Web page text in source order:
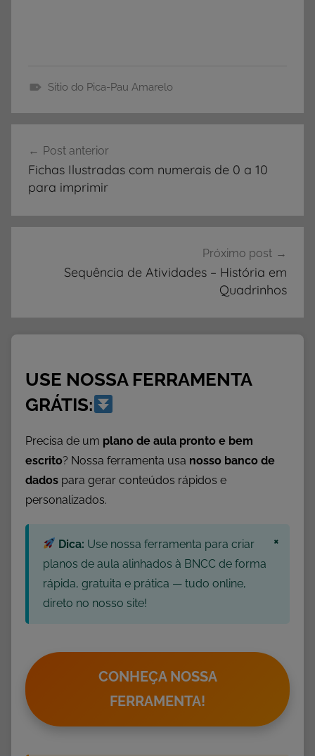
T
I
D
A
a
t
g
a
Sitio do Pica-Pau Amarelo
de
Post
Post anterior
Fichas Ilustradas com numerais de 0 a 10
para imprimir
Próximo post
Sequência de Atividades – História em
Quadrinhos
USE NOSSA FERRAMENTA
GRÁTIS:
Precisa de um plano de aula pronto e bem
escrito? Nossa ferramenta usa nosso banco de
dados para gerar conteúdos rápidos e
personalizados.
Dica: Use nossa ferramenta para criar
planos de aula alinhados à BNCC de forma
rápida, gratuita e prática — tudo online,
direto no nosso site!
×
CONHEÇA NOSSA
FERRAMENTA!